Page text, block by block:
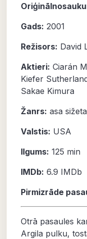
Gads: 2001
Režisors: David
Aktieri: Ciarán
Kiefer
Sakae Kimura
Žanrs: asa
Valstis: USA
Ilgums: 125 min
IMDb: 6.9 IMDb
Pirmizrāde
Otrā pasaules
Argila pulku,